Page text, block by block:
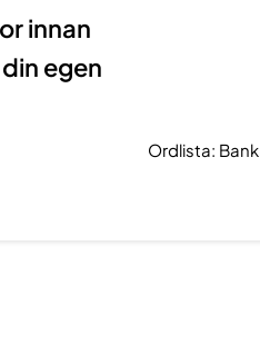
innan
egen
Ordlista: